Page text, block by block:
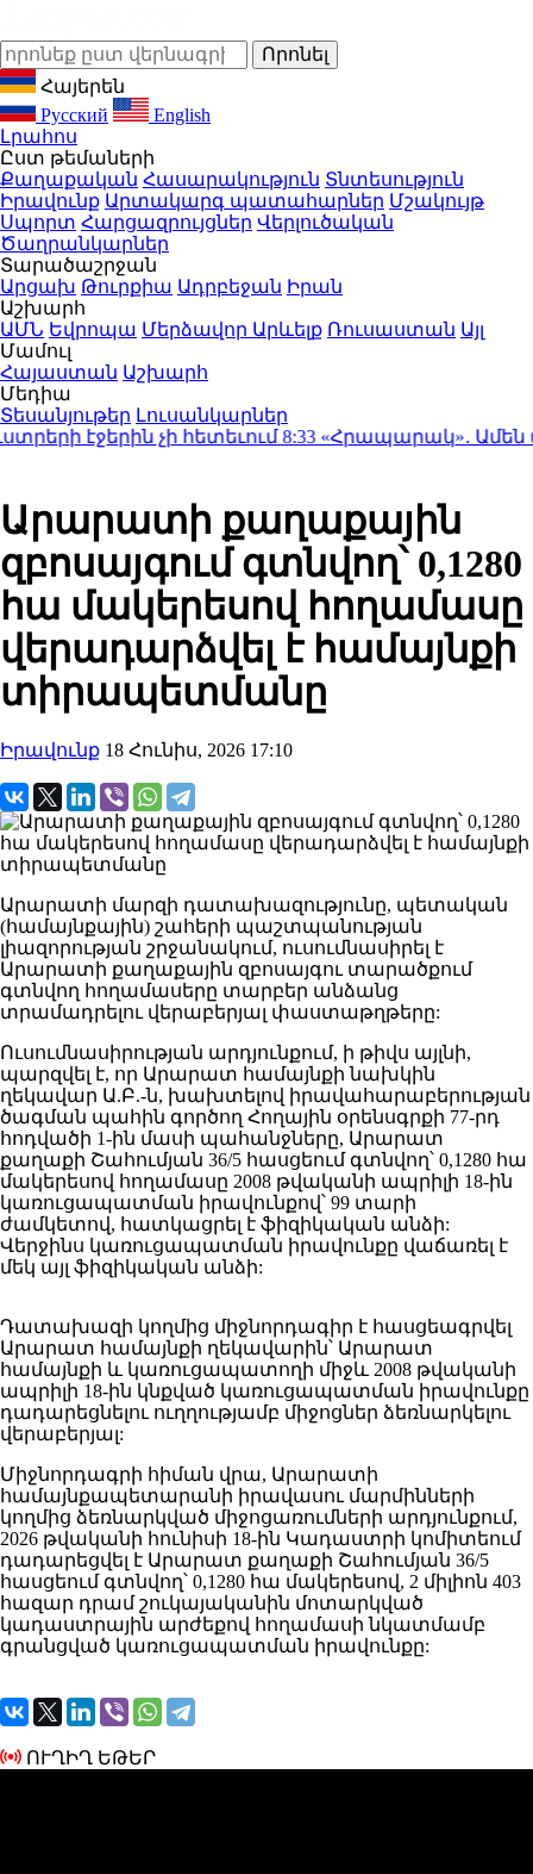
Հայերեն
Русский
English
Լրահոս
Ըստ թեմաների
Քաղաքական Հասարակություն Տնտեսություն
Իրավունք Արտակարգ պատահարներ Մշակույթ
Սպորտ Հարցազրույցներ Վերլուծական
Ծաղրանկարներ
Տարածաշրջան
Արցախ Թուրքիա Ադրբեջան Իրան
Աշխարհ
ԱՄՆ Եվրոպա Մերձավոր Արևելք Ռուսաստան Այլ
Մամուլ
Հայաստան Աշխարհ
Մեդիա
Տեսանյութեր Լուսանկարներ
էջերին չի հետեւում8:33«Հրապարակ»․ Ամեն
Արարատի քաղաքային
զբոսայգում գտնվող՝ 0,1280
հա մակերեսով հողամասը
վերադարձվել է համայնքի
տիրապետմանը
Իրավունք 18 Հունիս, 2026 17:10
Արարատի մարզի դատախազությունը, պետական
(համայնքային) շահերի պաշտպանության
լիազորության շրջանակում, ուսումնասիրել է
Արարատի քաղաքային զբոսայգու տարածքում
գտնվող հողամասերը տարբեր անձանց
տրամադրելու վերաբերյալ փաստաթղթերը:
Ուսումնասիրության արդյունքում, ի թիվս այլնի,
պարզվել է, որ Արարատ համայնքի նախկին
ղեկավար Ա.Բ.-ն, խախտելով իրավահարաբերության
ծագման պահին գործող Հողային օրենսգրքի 77-րդ
հոդվածի 1-ին մասի պահանջները, Արարատ
քաղաքի Շահումյան 36/5 հասցեում գտնվող՝ 0,1280 հա
մակերեսով հողամասը 2008 թվականի ապրիլի 18-ին
կառուցապատման իրավունքով՝ 99 տարի
ժամկետով, հատկացրել է ֆիզիկական անձի:
Վերջինս կառուցապատման իրավունքը վաճառել է
մեկ այլ ֆիզիկական անձի:
Դատախազի կողմից միջնորդագիր է հասցեագրվել
Արարատ համայնքի ղեկավարին՝ Արարատ
համայնքի և կառուցապատողի միջև 2008 թվականի
ապրիլի 18-ին կնքված կառուցապատման իրավունքը
դադարեցնելու ուղղությամբ միջոցներ ձեռնարկելու
վերաբերյալ:
Միջնորդագրի հիման վրա, Արարատի
համայնքապետարանի իրավասու մարմինների
կողմից ձեռնարկված միջոցառումների արդյունքում,
2026 թվականի հունիսի 18-ին Կադաստրի կոմիտեում
դադարեցվել է Արարատ քաղաքի Շահումյան 36/5
հասցեում գտնվող՝ 0,1280 հա մակերեսով, 2 միլիոն 403
հազար դրամ շուկայականին մոտարկված
կադաստրային արժեքով հողամասի նկատմամբ
գրանցված կառուցապատման իրավունքը:
ՈՒՂԻՂ ԵԹԵՐ